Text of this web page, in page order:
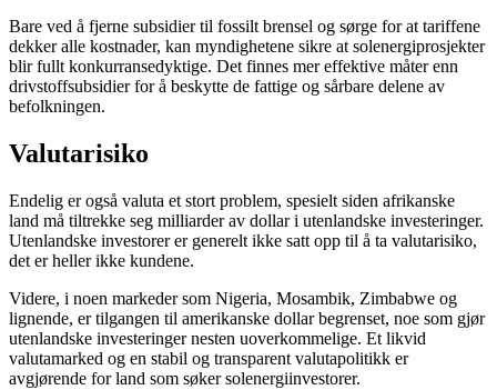
Bare ved å fjerne subsidier til fossilt brensel og sørge for at tariffene
dekker alle kostnader, kan myndighetene sikre at solenergiprosjekter
blir fullt konkurransedyktige. Det finnes mer effektive måter enn
drivstoffsubsidier for å beskytte de fattige og sårbare delene av
befolkningen.
Valutarisiko
Endelig er også valuta et stort problem, spesielt siden afrikanske
land må tiltrekke seg milliarder av dollar i utenlandske investeringer.
Utenlandske investorer er generelt ikke satt opp til å ta valutarisiko,
det er heller ikke kundene.
Videre, i noen markeder som Nigeria, Mosambik, Zimbabwe og
lignende, er tilgangen til amerikanske dollar begrenset, noe som gjør
utenlandske investeringer nesten uoverkommelige. Et likvid
valutamarked og en stabil og transparent valutapolitikk er
avgjørende for land som søker solenergiinvestorer.